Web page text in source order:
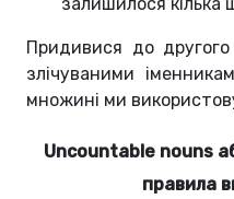
Придивися до
злічуваними
множині ми
Uncountable nouns
правила